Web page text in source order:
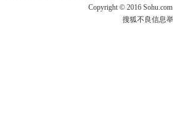
Copyright © 2016
搜狐不良信息